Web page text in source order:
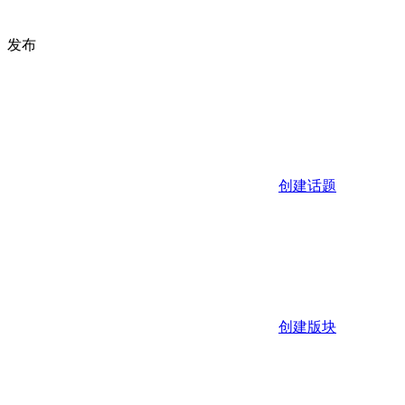
发布
创建话题
创建版块